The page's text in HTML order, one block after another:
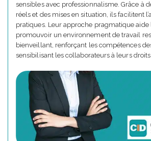
sensibles avec professionnalisme. Grâce à
réels et des mises en situation, ils facilitent
pratiques. Leur approche pragmatique aide
promouvoir un environnement de travail
bienveillant, renforçant les compétences
sensibilisant les collaborateurs à leurs